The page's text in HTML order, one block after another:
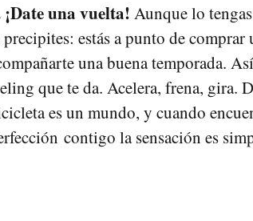
¡Date una vuelta! Aunque lo
precipites: estás a punto de
una buena temporada.
que te da. Acelera, frena, gira.
es un mundo, y cuando
contigo la sensación es